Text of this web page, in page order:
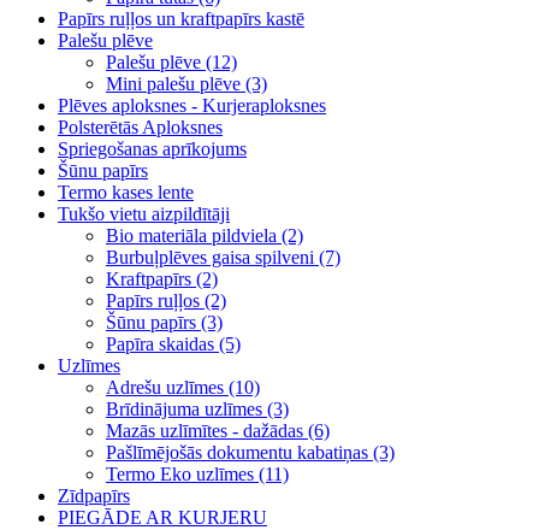
Papīrs ruļļos un kraftpapīrs kastē
Palešu plēve
Palešu plēve (12)
Mini palešu plēve (3)
Plēves aploksnes - Kurjeraploksnes
Polsterētās Aploksnes
Spriegošanas aprīkojums
Šūnu papīrs
Termo kases lente
Tukšo vietu aizpildītāji
Bio materiāla pildviela (2)
Burbuļplēves gaisa spilveni (7)
Kraftpapīrs (2)
Papīrs ruļļos (2)
Šūnu papīrs (3)
Papīra skaidas (5)
Uzlīmes
Adrešu uzlīmes (10)
Brīdinājuma uzlīmes (3)
Mazās uzlīmītes - dažādas (6)
Pašlīmējošās dokumentu kabatiņas (3)
Termo Eko uzlīmes (11)
Zīdpapīrs
PIEGĀDE AR KURJERU